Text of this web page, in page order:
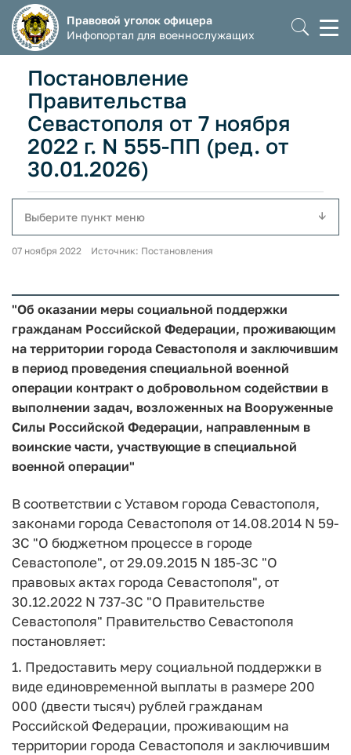
Правовой уголок офицера
Инфопортал для военнослужащих
Постановление
Правительства
Севастополя от 7 ноября
2022 г. N 555-ПП (ред. от
30.01.2026)
Выберите пункт меню
07 ноября 2022 Источник: Постановления
"Об оказании меры социальной поддержки
гражданам Российской Федерации, проживающим
на территории города Севастополя и заключившим
в период проведения специальной военной
операции контракт о добровольном содействии в
выполнении задач, возложенных на Вооруженные
Силы Российской Федерации, направленным в
воинские части, участвующие в специальной
военной операции"
В соответствии с Уставом города Севастополя,
законами города Севастополя от 14.08.2014 N 59-
ЗС "О бюджетном процессе в городе
Севастополе", от 29.09.2015 N 185-ЗС "О
правовых актах города Севастополя", от
30.12.2022 N 737-ЗС "О Правительстве
Севастополя" Правительство Севастополя
постановляет:
1. Предоставить меру социальной поддержки в
виде единовременной выплаты в размере 200
000 (двести тысяч) рублей гражданам
Российской Федерации, проживающим на
территории города Севастополя и заключившим